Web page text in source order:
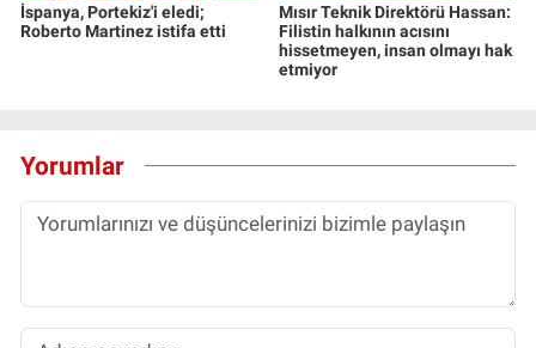
İspanya, Portekiz'i eledi;
Roberto Martinez istifa etti
Mısır Teknik Direktörü Hassan:
Filistin halkının acısını
hissetmeyen, insan olmayı hak
etmiyor
Yorumlar